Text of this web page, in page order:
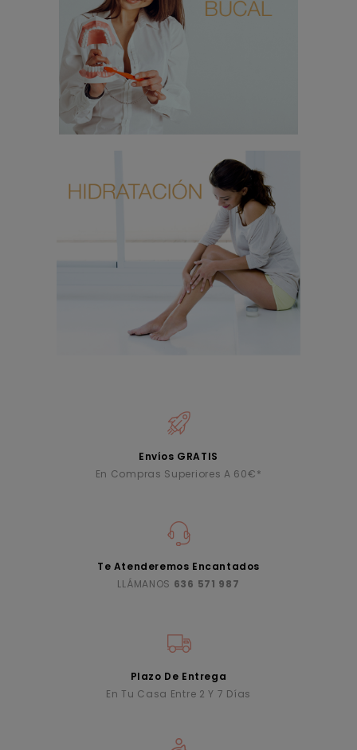
Envíos GRATIS
En Compras Superiores A 60€*
Te Atenderemos Encantados
LLÁMANOS 636 571 987
Plazo De Entrega
En Tu Casa Entre 2 Y 7 Días